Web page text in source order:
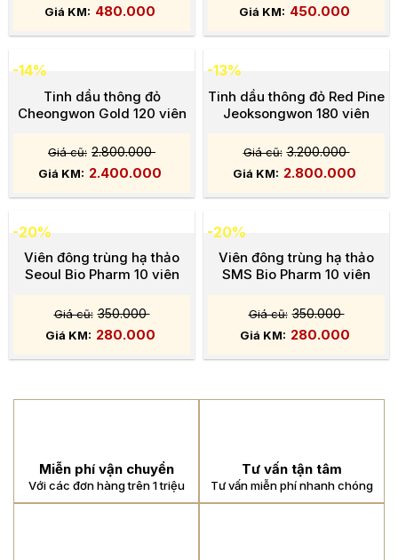
480.000 450.000
-14%
Tinh dầu thông đỏ
Cheongwon Gold 120 viên
2.800.000
2.400.000
-13%
Tinh dầu thông đỏ Red Pine
Jeoksongwon 180 viên
3.200.000
2.800.000
-20%
Viên đông trùng hạ thảo
Seoul Bio Pharm 10 viên
350.000
280.000
-20%
Viên đông trùng hạ thảo
SMS Bio Pharm 10 viên
350.000
280.000
Miễn phí vận chuyển
Với các đơn hàng trên 1 triệu
Tư vấn tận tâm
Tư vấn miễn phí nhanh chóng